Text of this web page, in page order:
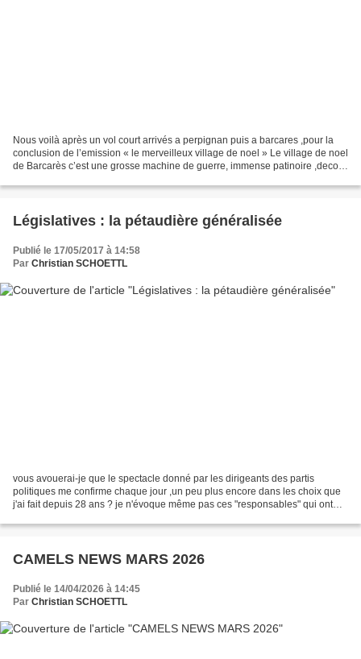
Nous voilà après un vol court arrivés a perpignan puis a barcares ,pour la
conclusion de l’emission « le merveilleux village de noel » Le village de noel
de Barcarès c’est une grosse machine de guerre, immense patinoire ,decors
Législatives : la pétaudière généralisée
Publié le 17/05/2017 à 14:58
Par Christian SCHOETTL
vous avouerai-je que le spectacle donné par les dirigeants des partis
politiques me confirme chaque jour ,un peu plus encore dans les choix que
j'ai fait depuis 28 ans ? je n'évoque même pas ces "responsables" qui ont
CAMELS NEWS MARS 2026
Publié le 14/04/2026 à 14:45
Par Christian SCHOETTL